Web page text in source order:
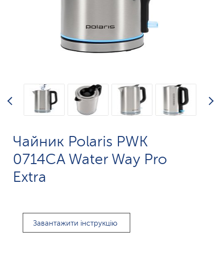
Чайник Polaris PWK
0714CA Water Way Pro
Extra
Завантажити інструкцію